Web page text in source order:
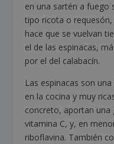
en una sartén a fuego
tipo ricota o
hace que se vuelvan
el de las espinacas,
por el del calabacín.
Las espinacas son
en la cocina y muy
concreto, aportan una
vitamina C, y, en
riboflavina. También